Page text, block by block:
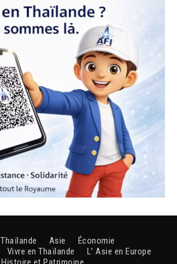
Thaïlande Asie
Économie
Vivre en Thaïlande
L’ Asie en Europe